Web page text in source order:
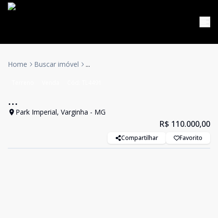
Home Buscar imóvel ...
...
Park Imperial, Varginha - MG
R$ 110.000,00
Compartilhar Favorito